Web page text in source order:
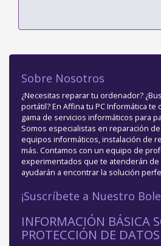
Sobre Nosotros
¿Necesitas reparar tu ordenador?
portátil? En Affina tu PC Informática te
gama de servicios informáticos para
Somos especialistas en reparación
equipos informáticos, instalación de
más. Contamos con un equipo de
experimentados que te atenderán
ayudarán a encontrar la solución
¡Suscríbete a Nuestro
INFORMACIÓN BÁSICA
PROTECCIÓN DE DATOS